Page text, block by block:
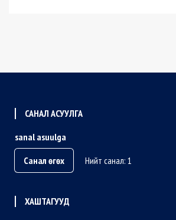
САНАЛ АСУУЛГА
sanal asuulga
Санал өгөх
Нийт санал: 1
ХАШТАГУУД